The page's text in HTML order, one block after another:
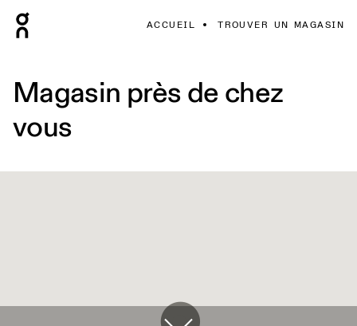
ACCUEIL TROUVER UN MAGASIN
Magasin près de chez
vous